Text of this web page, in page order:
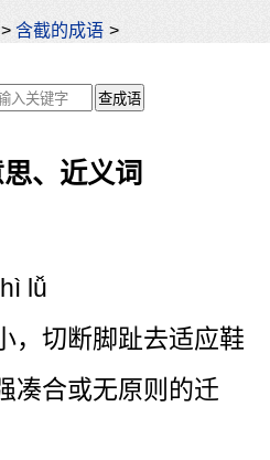
>含截的成语 >
、近义词
lǚ
，切断脚趾去适应鞋
凑合或无原则的迁